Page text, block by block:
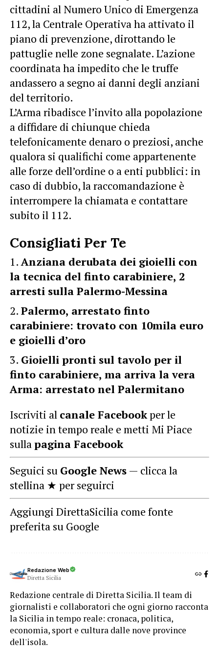
cittadini al Numero Unico di Emergenza
112, la Centrale Operativa ha attivato il
piano di prevenzione, dirottando le
pattuglie nelle zone segnalate. L’azione
coordinata ha impedito che le truffe
andassero a segno ai danni degli anziani
del territorio.
L’Arma ribadisce l’invito alla popolazione
a diffidare di chiunque chieda
telefonicamente denaro o preziosi, anche
qualora si qualifichi come appartenente
alle forze dell’ordine o a enti pubblici: in
caso di dubbio, la raccomandazione è
interrompere la chiamata e contattare
subito il 112.
Consigliati Per Te
Anziana derubata dei gioielli con
la tecnica del finto carabiniere, 2
arresti sulla Palermo-Messina
Palermo, arrestato finto
carabiniere: trovato con 10mila euro
e gioielli d’oro
Gioielli pronti sul tavolo per il
finto carabiniere, ma arriva la vera
Arma: arrestato nel Palermitano
Iscriviti al canale Facebookper le
notizie in tempo reale e metti Mi Piace
sullapagina Facebook
Seguici su Google News — clicca la
stellina ★ per seguirci
Aggiungi DirettaSicilia come fonte
preferita su Google
Redazione Web
Diretta Sicilia
Redazione centrale di Diretta Sicilia. Il team di
giornalisti e collaboratori che ogni giorno racconta
la Sicilia in tempo reale: cronaca, politica,
economia, sport e cultura dalle nove province
dell'isola.